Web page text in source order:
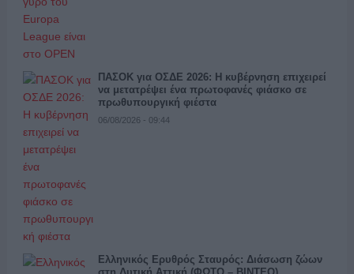
ΠΑΣΟΚ για ΟΣΔΕ 2026: Η κυβέρνηση επιχειρεί
να μετατρέψει ένα πρωτοφανές φιάσκο σε
πρωθυπουργική φιέστα
06/08/2026 - 09:44
Ελληνικός Ερυθρός Σταυρός: Διάσωση ζώων